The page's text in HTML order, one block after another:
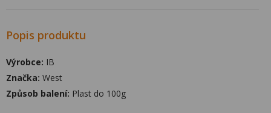
Popis produktu
Výrobce: IB
Značka: West
Způsob balení: Plast do 100g